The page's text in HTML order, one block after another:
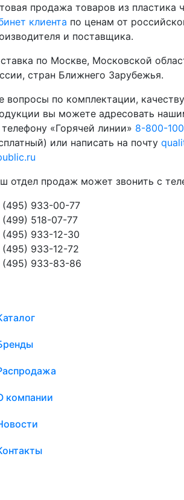
продажа товаров из пластика
клиента по ценам от
и поставщика.
по Москве, Московской
стран Ближнего Зарубежья.
вопросы по комплектации,
вы можете адресовать
«Горячей линии» 8-800-
или написать на почту
отдел продаж может звонить с
(495) 933-00-77
(499) 518-07-77
(495) 933-12-30
(495) 933-12-72
(495) 933-83-86
компании